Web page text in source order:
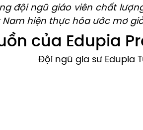
đội ngũ giáo viên chất
Nam hiện thực hóa ước mơ
của Edupia